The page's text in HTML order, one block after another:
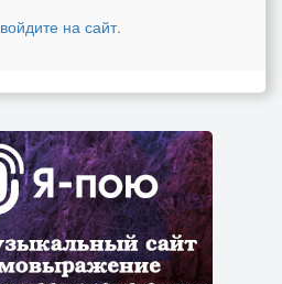
войдите на сайт.